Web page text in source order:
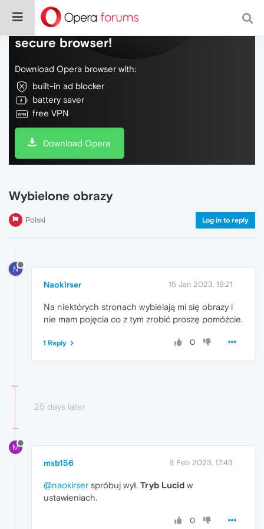
Do more on the web, with a fast and
secure browser!
Download Opera browser with:
built-in ad blocker
battery saver
free VPN
Download Opera
Wybielone obrazy
Polski Log in to reply
N
Naokirser 15 Jan 2023, 19:21
Na niektórych stronach wybielają mi się obrazy i
nie mam pojęcia co z tym zrobić proszę pomóżcie.
0
1 Reply
25 days later
M
msb156 9 Feb 2023, 17:43
@naokirser spróbuj wył. Tryb Lucid w
ustawieniach.
0